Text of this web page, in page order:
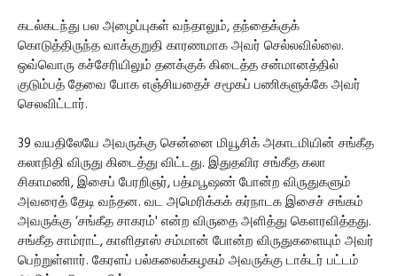
கடல்கடந்து பல அழைப்புகள் வந்தாலும், தந்தைக்குக்
கொடுத்திருந்த வாக்குறுதி காரணமாக அவர் செல்லவில்லை.
ஒவ்வொரு கச்சேரியிலும் தனக்குக் கிடைத்த சன்மானத்தில்
குடும்பத் தேவை போக எஞ்சியதைச் சமூகப் பணிகளுக்கே அவர்
செலவிட்டார்.
39 வயதிலேயே அவருக்கு சென்னை மியூசிக் அகாடமியின் சங்கீத
கலாநிதி விருது கிடைத்து விட்டது. இதுதவிர சங்கீத கலா
சிகாமணி, இசைப் பேரறிஞர், பத்மபூஷண் போன்ற விருதுகளும்
அவரைத் தேடி வந்தன. வட அமெரிக்கக் கர்நாடக இசைச் சங்கம்
அவருக்கு ‘சங்கீத சாகரம்' என்ற விருதை அளித்து கௌரவித்தது.
சங்கீத சாம்ராட், காளிதாஸ் சம்மான் போன்ற விருதுகளையும் அவர்
பெற்றுள்ளார். கேரளப் பல்கலைக்கழகம் அவருக்கு டாக்டர் பட்டம்